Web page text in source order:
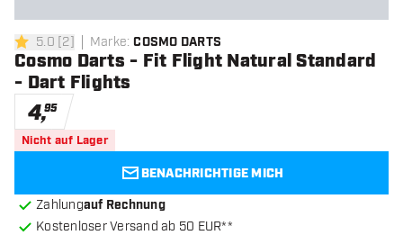
5 Bewertungssterne
5.0 [2] Marke: COSMO DARTS
Cosmo Darts - Fit Flight Natural Standard
- Dart Flights
4,95
Nicht auf Lager
BENACHRICHTIGE MICH
Zahlungauf Rechnung
Kostenloser Versand ab 50 EUR**